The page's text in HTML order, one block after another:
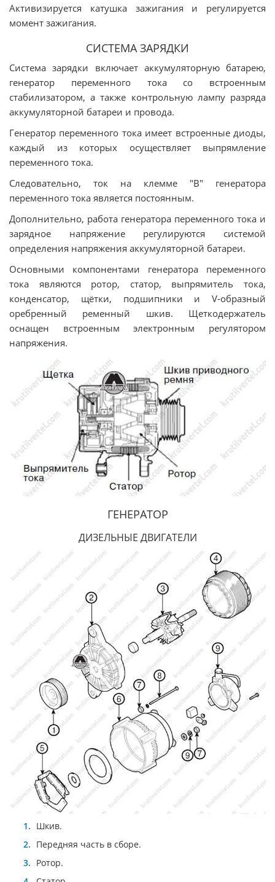
Активизируется катушка зажигания и регулируется
момент зажигания.
СИСТЕМА ЗАРЯДКИ
Система зарядки включает аккумуляторную батарею,
генератор переменного тока со встроенным
стабилизатором, а также контрольную лампу разряда
аккумуляторной батареи и провода.
Генератор переменного тока имеет встроенные диоды,
каждый из которых осуществляет выпрямление
переменного тока.
Следовательно, ток на клемме "B" генератора
переменного тока является постоянным.
Дополнительно, работа генератора переменного тока и
зарядное напряжение регулируются системой
определения напряжения аккумуляторной батареи.
Основными компонентами генератора переменного
тока являются ротор, статор, выпрямитель тока,
конденсатор, щётки, подшипники и V-образный
оребренный ременный шкив. Щеткодержатель
оснащен встроенным электронным регулятором
напряжения.
ГЕНЕРАТОР
ДИЗЕЛЬНЫЕ ДВИГАТЕЛИ
Шкив.
Передняя часть в сборе.
Ротор.